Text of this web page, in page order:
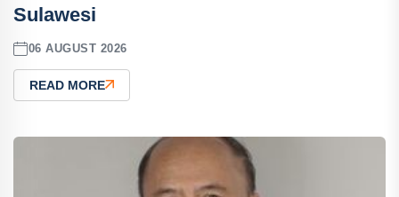
Sulawesi
06 AUGUST 2026
READ MORE